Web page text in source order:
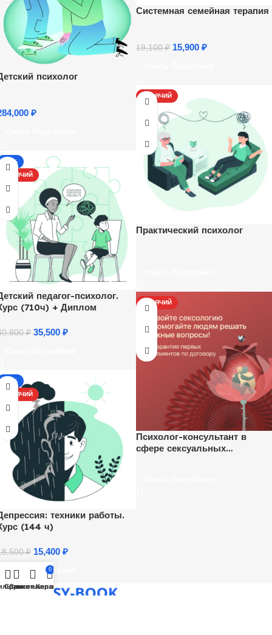
Системная семейная терапия
19,100₽ 15,900 ₽
психолог
₽
ГОРЯЧИЙ
Практический психолог
-13%
ГОРЯЧИЙ
педагог-психолог.
(710ч) + Диплом
₽ 35,500 ₽
ГОРЯЧИЙ
Психолог-консультант в
сфере сексуальных
-17%
ГОРЯЧИЙ
техники работы.
(144 ч)
₽ 15,400 ₽
Узнать Подробнее
Сравнить
Список желаний
0
Корзина